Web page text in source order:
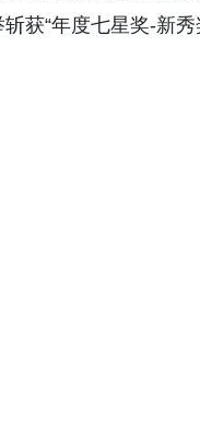
获“年度七星奖-新秀